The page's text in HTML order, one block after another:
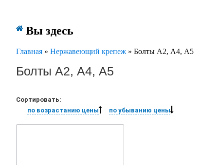
 Вы здесь
Главная » Нержавеющий крепеж » Болты А2, А4, А5
Болты А2, А4, А5
Сортировать:
по возрастанию цены
по убыванию цены